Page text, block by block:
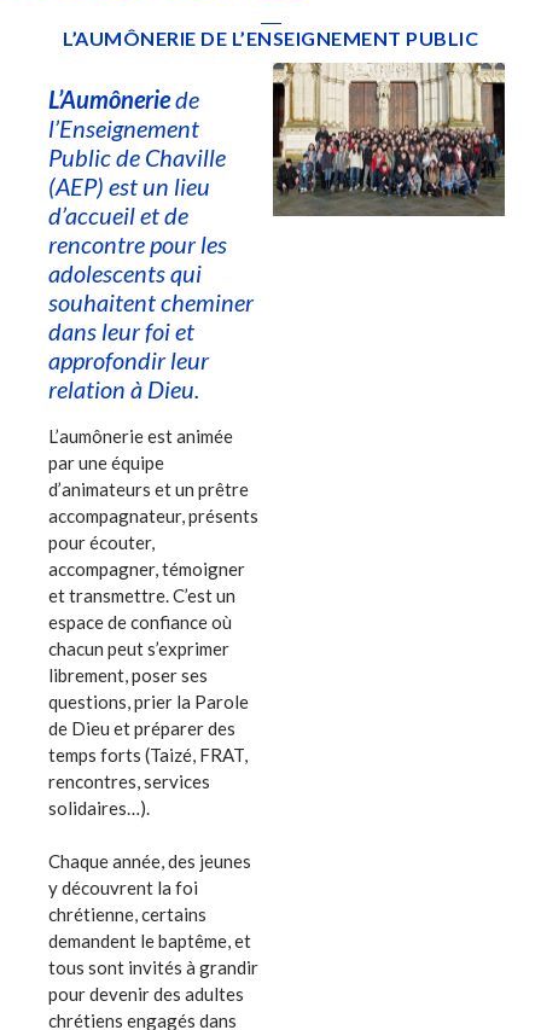
L’AUMÔNERIE DE L’ENSEIGNEMENT PUBLIC
L’Aumôneriede
l’Enseignement
Public de Chaville
(AEP) est un lieu
d’accueil et de
rencontre pour les
adolescents qui
souhaitent cheminer
dans leur foi et
approfondir leur
relation à Dieu.
L’aumônerie est animée
par une équipe
d’animateurs et un prêtre
accompagnateur, présents
pour écouter,
accompagner, témoigner
et transmettre. C’est un
espace de confiance où
chacun peut s’exprimer
librement, poser ses
questions, prier la Parole
de Dieu et préparer des
temps forts (Taizé, FRAT,
rencontres, services
solidaires…).
Chaque année, des jeunes
y découvrent la foi
chrétienne, certains
demandent le baptême, et
tous sont invités à grandir
pour devenir des adultes
chrétiens engagés dans